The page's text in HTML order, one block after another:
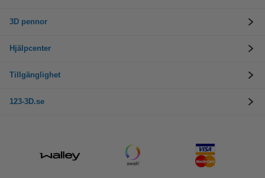
3D pennor
Hjälpcenter
Tillgänglighet
123-3D.se